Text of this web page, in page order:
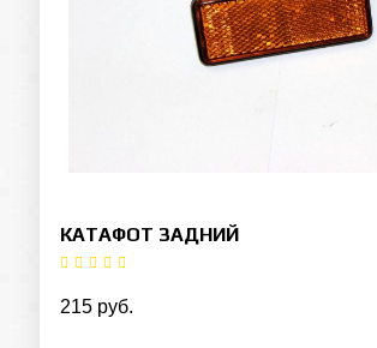
КАТАФОТ ЗАДНИЙ
215 руб.